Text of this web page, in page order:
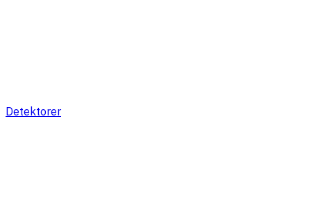
Detektorer